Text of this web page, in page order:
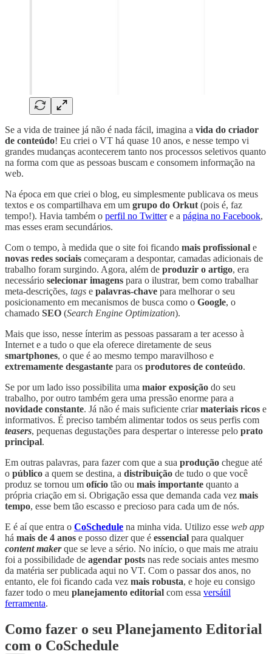
Se a vida de trainee já não é nada fácil, imagina a vida do criador
de conteúdo! Eu criei o VT há quase 10 anos, e nesse tempo vi
grandes mudanças acontecerem tanto nos processos seletivos quanto
na forma com que as pessoas buscam e consomem informação na
web.
Na época em que criei o blog, eu simplesmente publicava os meus
textos e os compartilhava em um grupo do Orkut (pois é, faz
tempo!). Havia também o perfil no Twittere a página no Facebook,
mas esses eram secundários.
Com o tempo, à medida que o site foi ficando mais profissional e
novas redes sociais começaram a despontar, camadas adicionais de
trabalho foram surgindo. Agora, além de produzir o artigo, era
necessário selecionar imagens para o ilustrar, bem como trabalhar
meta-descrições, tags e palavras-chave para melhorar o seu
posicionamento em mecanismos de busca como o Google, o
chamado SEO (Search Engine Optimization).
Mais que isso, nesse ínterim as pessoas passaram a ter acesso à
Internet e a tudo o que ela oferece diretamente de seus
smartphones, o que é ao mesmo tempo maravilhoso e
extremamente desgastante para os produtores de conteúdo.
Se por um lado isso possibilita uma maior exposição do seu
trabalho, por outro também gera uma pressão enorme para a
novidade constante. Já não é mais suficiente criarmateriais ricos e
informativos. É preciso também alimentar todos os seus perfis com
teasers, pequenas degustações para despertar o interesse pelo prato
principal.
Em outras palavras, para fazer com que a sua produção chegue até
o público a quem se destina, a distribuição de tudo o que você
produz se tornou um ofício tão ou mais importante quanto a
própria criação em si. Obrigação essa que demanda cada vez mais
tempo, esse bem tão escasso e precioso para cada um de nós.
E é aí que entra o CoSchedule na minha vida. Utilizo esse web app
há mais de 4 anos e posso dizer que é essencial para qualquer
content makerque se leve a sério. No início, o que mais me atraiu
foi a possibilidade de agendar posts nas rede sociais antes mesmo
da matéria ser publicada aqui no VT. Com o passar dos anos, no
entanto, ele foi ficando cada vez mais robusta, e hoje eu consigo
fazer todo o meu planejamento editorial com essa versátil
ferramenta.
Como fazer o seu Planejamento Editorial
com o CoSchedule